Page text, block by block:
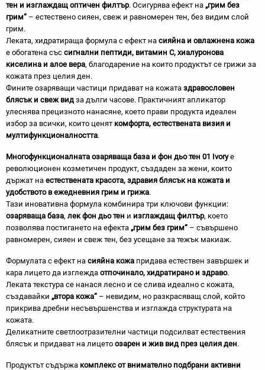
тен и изглаждащ оптичен филтър. Осигурява ефект на „грим без
грим“ – естествено сияен, свеж и равномерен тен, без видим слой
грим.
Леката, хидратираща формула с ефект на сияйна и овлажнена кожа
е обогатена със сигнални пептиди, витамин C, хиалуронова
киселина и алое вера, благодарение на които продуктът се грижи за
кожата през целия ден.
Фините озаряващи частици придават на кожата здравословен
блясък и свеж вид за дълги часове. Практичният апликатор
улеснява прецизното нанасяне, което прави продукта идеален
избор за всички, които ценят комфорта, естествената визия и
мултифункционалността.
Многофункционалната озаряваща база и фон дьо тен 01 Ivoryе
революционен козметичен продукт, създаден за жени, които
държат на естествената красота, здравия блясък на кожата и
удобството в ежедневния грим и грижа.
Тази иновативна формула комбинира три ключови функции:
озаряваща база, лек фон дьо тен и изглаждащ филтър, което
позволява постигането на ефекта „грим без грим“ – съвършено
равномерен, сияен и свеж тен, без усещане за тежък макиаж.
Формулата с ефект на сияйна кожа придава естествен завършек и
кара лицето да изглежда отпочинало, хидратирано и здраво.
Леката текстура се нанася лесно и се слива идеално с кожата,
създавайки „втора кожа“ – невидим, но разкрасяващ слой, който
прикрива дребни несъвършенства и изглажда структурата на
кожата.
Деликатните светлоотразителни частици подсилват естествения
блясък и придават на лицето озарен и жив вид през целия ден.
Продуктът съдържа комплекс от внимателно подбрани активни